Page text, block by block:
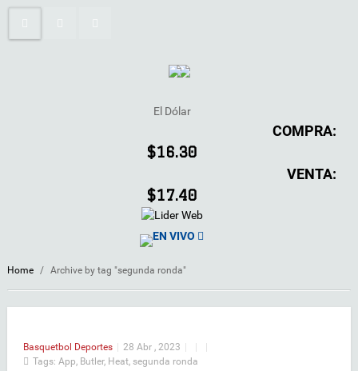
El Dólar
COMPRA:
$16.30
VENTA:
$17.40
EN VIVO
Home / Archive by tag "segunda ronda"
Basquetbol Deportes | 28 Abr , 2023 | |
|
Tags: App Butler, Heat segunda ronda